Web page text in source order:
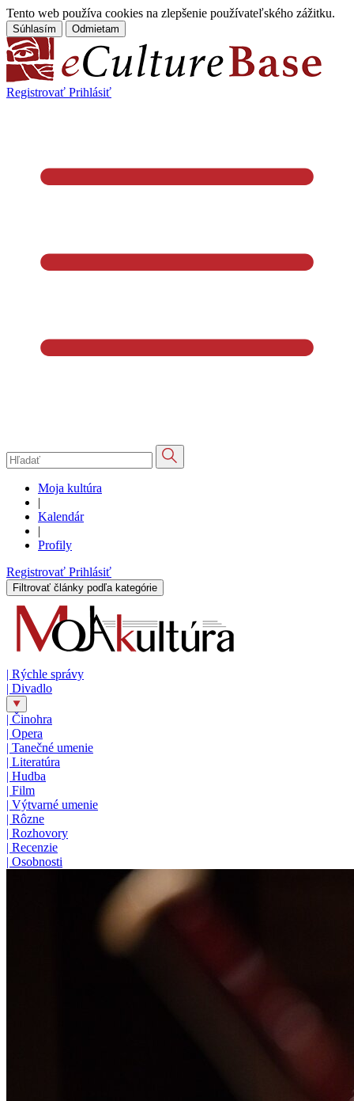
Tento web používa cookies na zlepšenie používateľského zážitku.
Súhlasím Odmietam
Registrovať Prihlásiť
Moja kultúra
|
Kalendár
|
Profily
Registrovať Prihlásiť
Filtrovať články podľa kategórie
| Rýchle správy
| Divadlo
| Činohra
| Opera
| Tanečné umenie
| Literatúra
| Hudba
| Film
| Výtvarné umenie
| Rôzne
| Rozhovory
| Recenzie
| Osobnosti